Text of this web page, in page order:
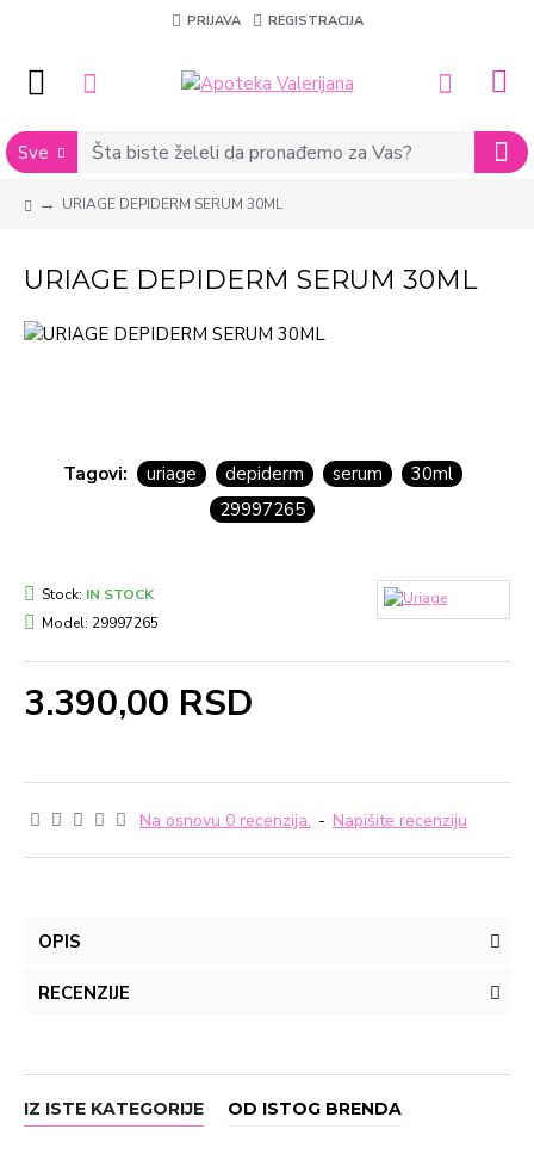
PRIJAVA REGISTRACIJA
Sve
URIAGE DEPIDERM SERUM 30ML
URIAGE DEPIDERM SERUM 30ML
Tagovi: uriage depiderm serum
30ml
29997265
Na osnovu 0 recenzija. - Napišite recenziju
3.390,00 RSD
Stock: IN STOCK
Model: 29997265
OPIS
RECENZIJE
IZ ISTE KATEGORIJE OD ISTOG BRENDA